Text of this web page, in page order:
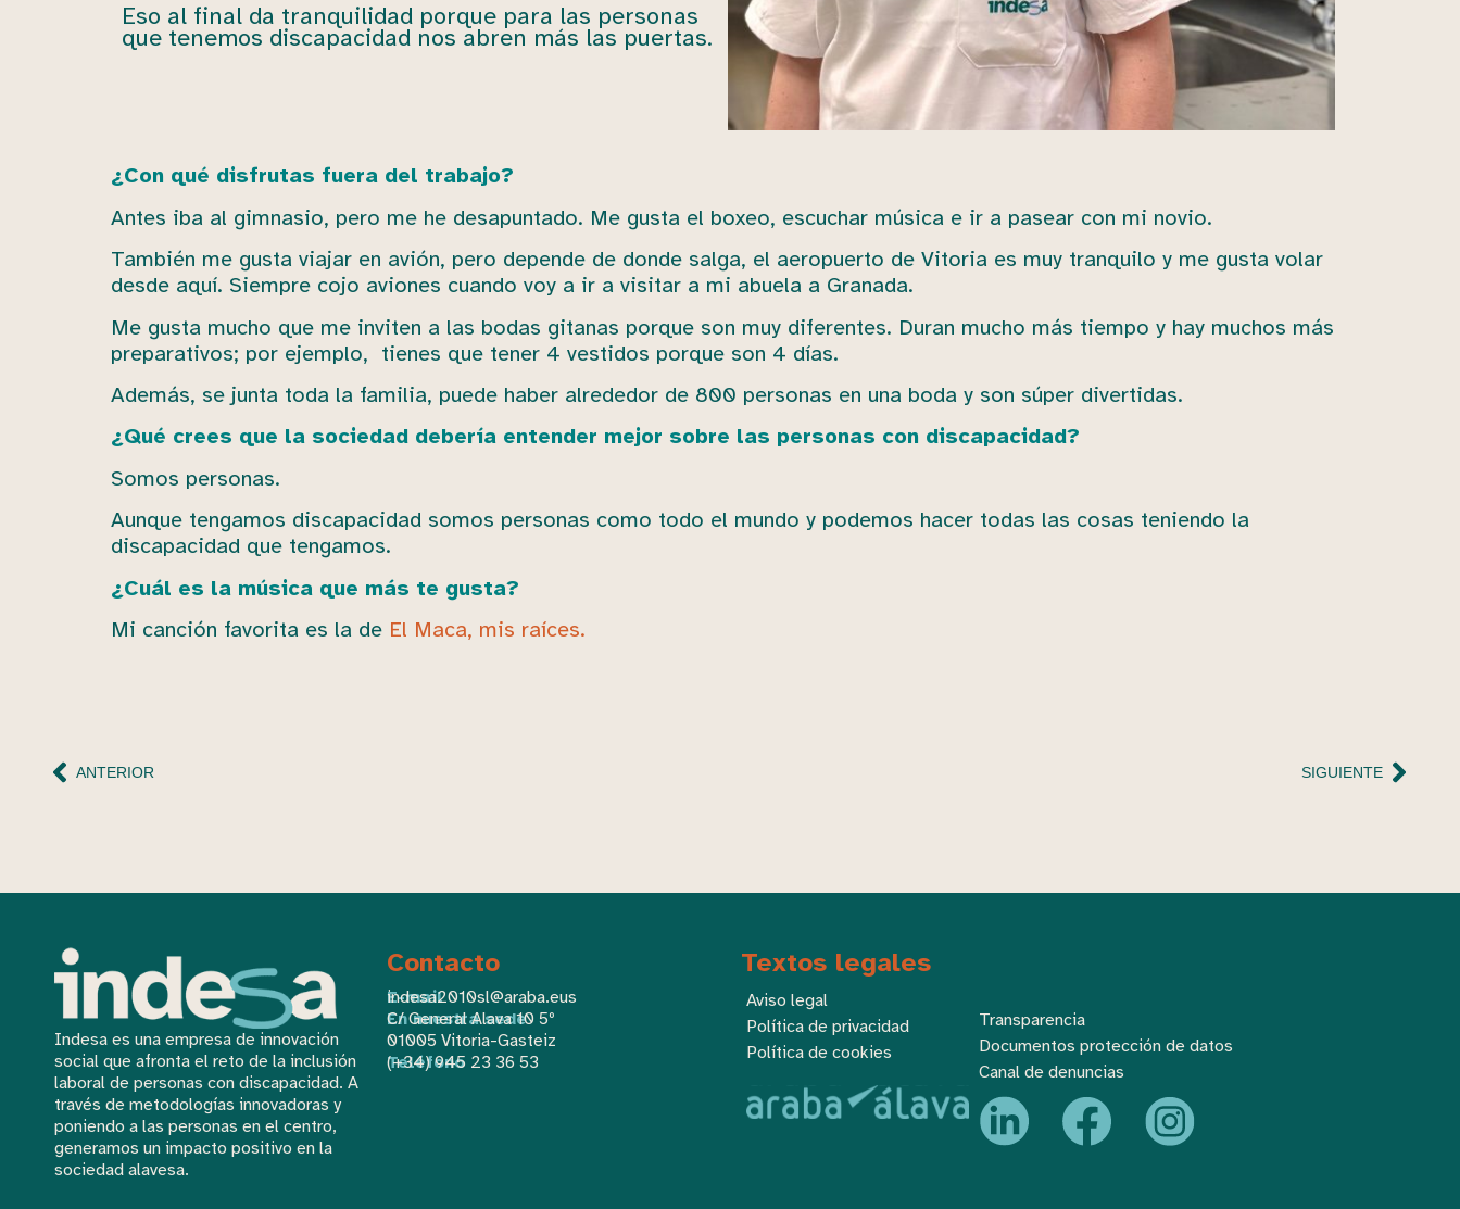
Eso al final da tranquilidad porque para las personas
que tenemos discapacidad nos abren más las puertas.
¿Con qué disfrutas fuera del trabajo?
Antes iba al gimnasio, pero me he desapuntado. Me gusta el boxeo, escuchar música e ir a pasear con mi novio.
También me gusta viajar en avión, pero depende de donde salga, el aeropuerto de Vitoria es muy tranquilo y me gusta volar
desde aquí. Siempre cojo aviones cuando voy a ir a visitar a mi abuela a Granada.
Me gusta mucho que me inviten a las bodas gitanas porque son muy diferentes. Duran mucho más tiempo y hay muchos más
preparativos; por ejemplo, tienes que tener 4 vestidos porque son 4 días.
Además, se junta toda la familia, puede haber alrededor de 800 personas en una boda y son súper divertidas.
¿Qué crees que la sociedad debería entender mejor sobre las personas con discapacidad?
Somos personas.
Aunque tengamos discapacidad somos personas como todo el mundo y podemos hacer todas las cosas teniendo la
discapacidad que tengamos.
¿Cuál es la música que más te gusta?
Mi canción favorita es la de El Maca, mis raíces.
ANTERIOR SIGUIENTE
Indesa es una empresa de innovación
social que afronta el reto de la inclusión
laboral de personas con discapacidad. A
través de metodologías innovadoras y
poniendo a las personas en el centro,
generamos un impacto positivo en la
sociedad alavesa.
Contacto
E-mail
indesa2010sl@araba.eus
En nuestra sede
C/ General Alava 10 5º
01005 Vitoria-Gasteiz
Teléfono
(+34) 945 23 36 53
Textos legales
Aviso legal
Política de privacidad
Política de cookies
Transparencia
Documentos protección de datos
Canal de denuncias